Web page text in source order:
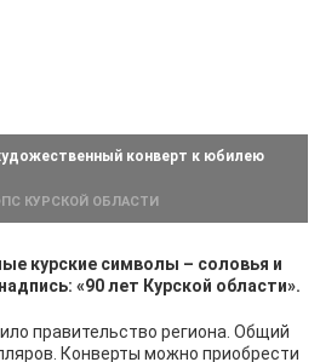
конверт к юбилею
КУРСКОЙ ОБЛАСТИ
курские символы – соловья и
«90 лет Курской области».
правительство региона. Общий
Конверты можно приобрести